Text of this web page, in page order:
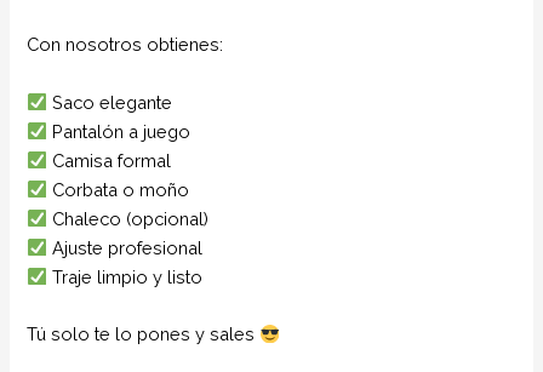
Con nosotros obtienes:
Saco elegante
Pantalón a juego
Camisa formal
Corbata o moño
Chaleco (opcional)
Ajuste profesional
Traje limpio y listo
Tú solo te lo pones y sales